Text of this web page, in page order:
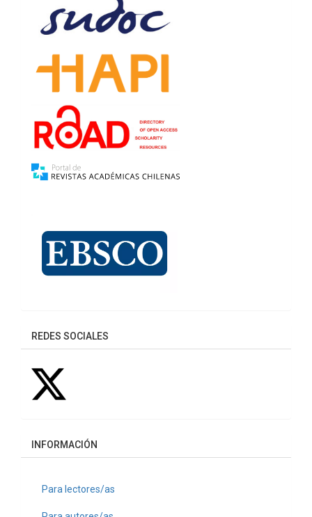
REDES SOCIALES
INFORMACIÓN
Para lectores/as